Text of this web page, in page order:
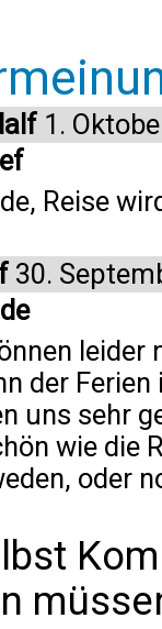
1.
Reise
30.
leider
der
uns sehr
wie die
oder